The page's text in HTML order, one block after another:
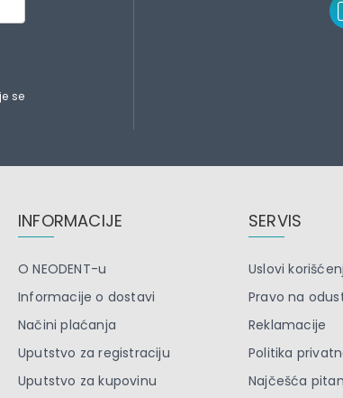
se
INFORMACIJE
O NEODENT-u
Informacije o dostavi
Načini plaćanja
Uputstvo za registraciju
Uputstvo za kupovinu
SERVIS
Uslovi
Pravo na
Reklamacije
Politika
Najčešća